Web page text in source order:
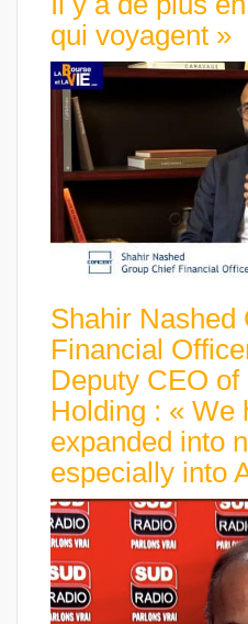
qui voyagent »
Shahir Nashed
Financial
Deputy CEO of
Holding : « We
expanded into
especially into